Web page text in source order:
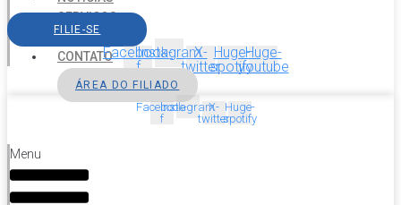
SERVIÇOS
AGENDA
CONTATO
FILIE-SE
Facebook-
f
InstagramX-
twitter
Huge-
spotify
Huge-
youtube
ÁREA DO FILIADO
Facebook-
f
InstagramX-
twitter
Huge-
spotify
Menu